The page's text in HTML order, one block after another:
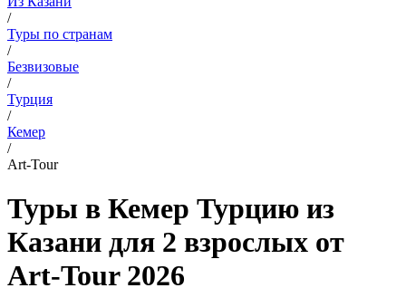
/
Туры по странам
/
Безвизовые
/
Турция
/
Кемер
/
Art-Tour
Туры в Кемер Турцию из
Казани для 2 взрослых от
Art-Tour 2026